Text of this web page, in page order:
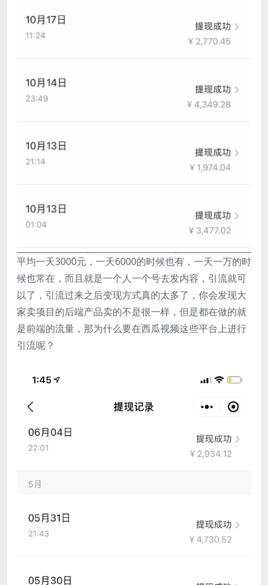
平均一天3000元，一天6000的时候也有，一天一万的时
候也常在，而且就是一个人一个号去发内容，引流就可
以了，引流过来之后变现方式真的太多了，你会发现大
家卖项目的后端产品卖的不是很一样，但是都在做的就
是前端的流量，那为什么要在西瓜视频这些平台上进行
引流呢？